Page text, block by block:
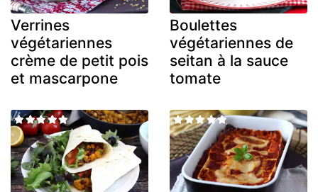
Verrines
végétariennes
crème de petit pois
et mascarpone
Boulettes
végétariennes de
seitan à la sauce
tomate